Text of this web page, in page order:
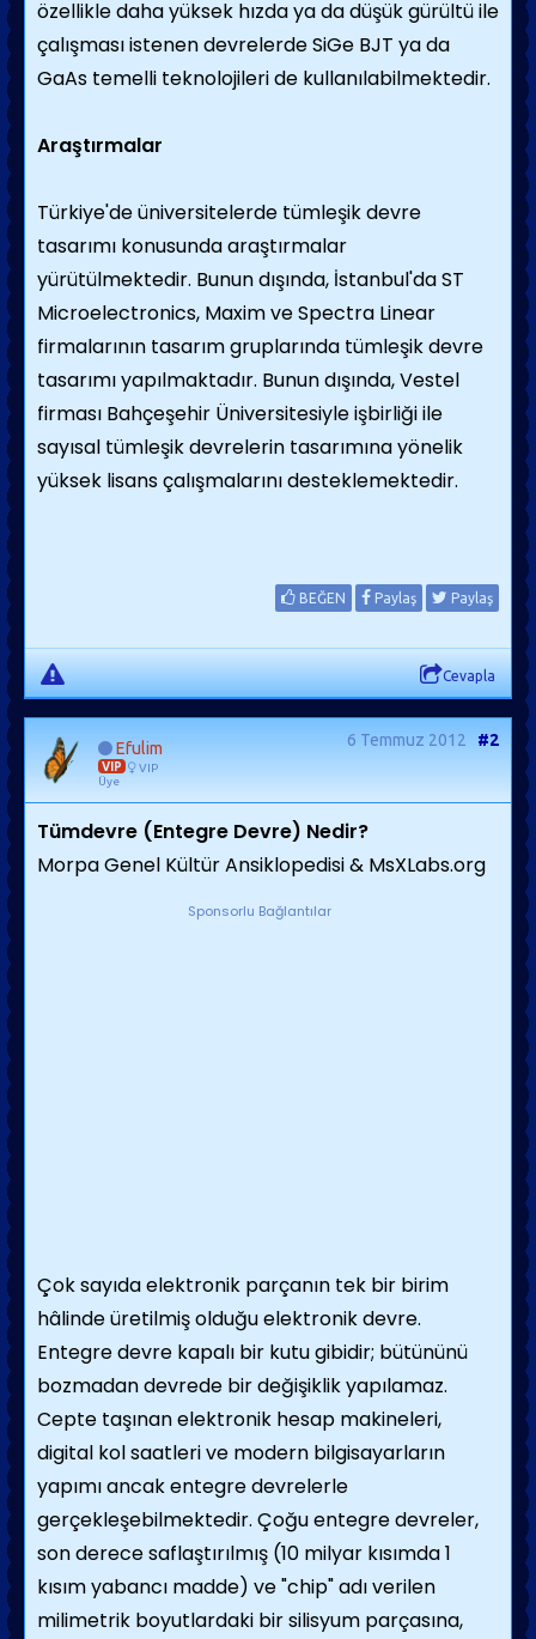
özellikle daha yüksek hızda ya da düşük gürültü ile
çalışması istenen devrelerde SiGe BJT ya da
GaAs temelli teknolojileri de kullanılabilmektedir.
Araştırmalar
Türkiye'de üniversitelerde tümleşik devre
tasarımı konusunda araştırmalar
yürütülmektedir. Bunun dışında, İstanbul'da ST
Microelectronics, Maxim ve Spectra Linear
firmalarının tasarım gruplarında tümleşik devre
tasarımı yapılmaktadır. Bunun dışında, Vestel
firması Bahçeşehir Üniversitesiyle işbirliği ile
sayısal tümleşik devrelerin tasarımına yönelik
yüksek lisans çalışmalarını desteklemektedir.
BEĞEN Paylaş Paylaş
Cevapla
Efulim
VIP
VIP
Üye
6 Temmuz 2012 #2
Tümdevre (Entegre Devre) Nedir?
Morpa Genel Kültür Ansiklopedisi & MsXLabs.org
Sponsorlu Bağlantılar
Çok sayıda elektronik parçanın tek bir birim
hâlinde üretilmiş olduğu elektronik devre.
Entegre devre kapalı bir kutu gibidir; bütününü
bozmadan devrede bir değişiklik yapılamaz.
Cepte taşınan elektronik hesap makineleri,
digital kol saatleri ve modern bilgisayarların
yapımı ancak entegre devrelerle
gerçekleşebilmektedir. Çoğu entegre devreler,
son derece saflaştırılmış (10 milyar kısımda 1
kısım yabancı madde) ve "chip" adı verilen
milimetrik boyutlardaki bir silisyum parçasına,